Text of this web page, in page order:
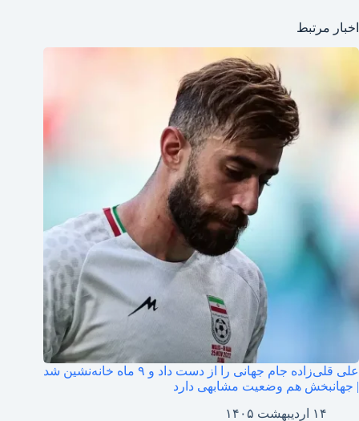
اخبار مرتبط
علی قلی‌زاده جام جهانی را از دست داد و ۹ ماه خانه‌نشین شد
| جهانبخش هم وضعیت مشابهی دارد
۱۴ اردیبهشت ۱۴۰۵